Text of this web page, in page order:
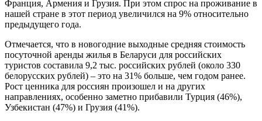
Франция, Армения и Грузия. При этом спрос на проживание в
нашей стране в этот период увеличился на 9% относительно
предыдущего года.
Отмечается, что в новогодние выходные средняя стоимость
посуточной аренды жилья в Беларуси для российских
туристов составила 9,2 тыс. российских рублей (около 330
белорусских рублей) – это на 31% больше, чем годом ранее.
Рост ценника для россиян произошел и на других
направлениях, особенно заметно прибавили Турция (46%),
Узбекистан (47%) и Грузия (41%).